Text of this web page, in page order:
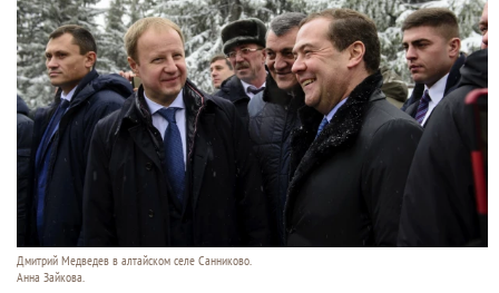
Дмитрий Медведев в алтайском селе Санниково.
Анна Зайкова.